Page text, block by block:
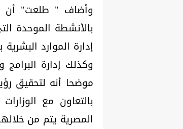
وأضاف " طلعت" أن
بالأنشطة الموحدة
إدارة الموارد
وكذلك إدارة
موضحا أنه لتحقيق
بالتعاون مع
المصرية يتم من